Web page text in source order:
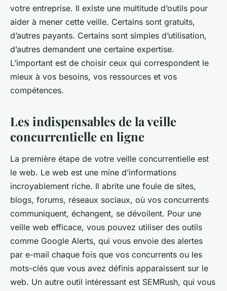
votre entreprise. Il existe une multitude d’outils pour
aider à mener cette veille. Certains sont gratuits,
d’autres payants. Certains sont simples d’utilisation,
d’autres demandent une certaine expertise.
L’important est de choisir ceux qui correspondent le
mieux à vos besoins, vos ressources et vos
compétences.
Les indispensables de la veille
concurrentielle en ligne
La première étape de votre veille concurrentielle est
le web. Le web est une mine d’informations
incroyablement riche. Il abrite une foule de sites,
blogs, forums, réseaux sociaux, où vos concurrents
communiquent, échangent, se dévoilent. Pour une
veille web efficace, vous pouvez utiliser des outils
comme Google Alerts, qui vous envoie des alertes
par e-mail chaque fois que vos concurrents ou les
mots-clés que vous avez définis apparaissent sur le
web. Un autre outil intéressant est SEMRush, qui vous